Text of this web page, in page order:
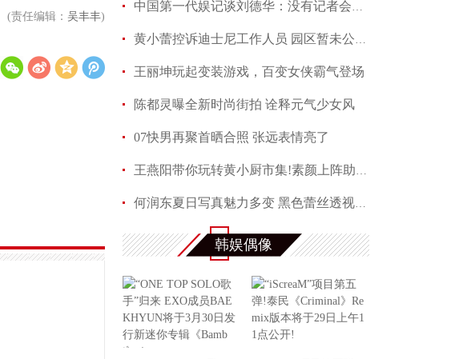
(责任编辑： 吴丰丰)
中国第一代娱记谈刘德华：没有记者会不喜欢他
黄小蕾控诉迪士尼工作人员 园区暂未公开回应当事
王丽坤玩起变装游戏，百变女侠霸气登场
陈都灵曝全新时尚街拍 诠释元气少女风
07快男再聚首晒合照 张远表情亮了
王燕阳带你玩转黄小厨市集!素颜上阵助力嫣然天使
何润东夏日写真魅力多变 黑色蕾丝透视西装性感吸
满屏长腿称霸夏天 马思纯机场演绎freestyle
韩娱偶像